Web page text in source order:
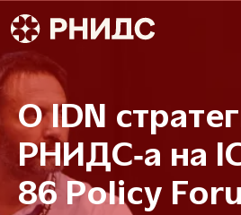
О IDN
РНИДС‑а на
86 Policy